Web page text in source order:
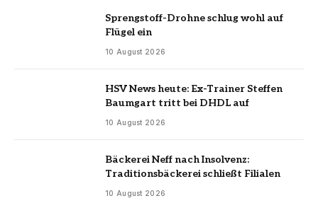
Sprengstoff-Drohne schlug wohl auf
Flügel ein
10 August 2026
HSV News heute: Ex-Trainer Steffen
Baumgart tritt bei DHDL auf
10 August 2026
Bäckerei Neff nach Insolvenz:
Traditionsbäckerei schließt Filialen
10 August 2026